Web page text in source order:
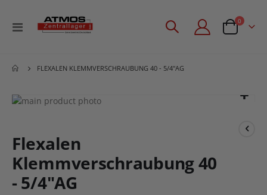
Navigation
0 Artikel
FLEXALEN KLEMMVERSCHRAUBUNG 40 - 5/4"AG
Zum
Bildgalerie
springen
der
Bildgalerie
springen
Flexalen
Klemmverschraubung 40
- 5/4"AG